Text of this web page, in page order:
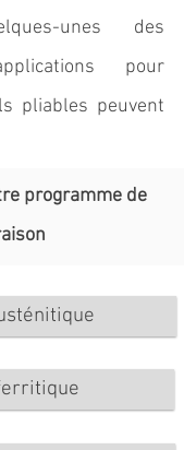
unes des
pour
pliables peuvent
programme de